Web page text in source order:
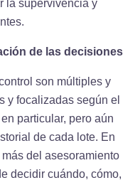
la supervivencia y
de las decisiones
son múltiples y
y focalizadas según el
particular, pero aún
de cada lote. En
del asesoramiento
decidir cuándo, cómo,